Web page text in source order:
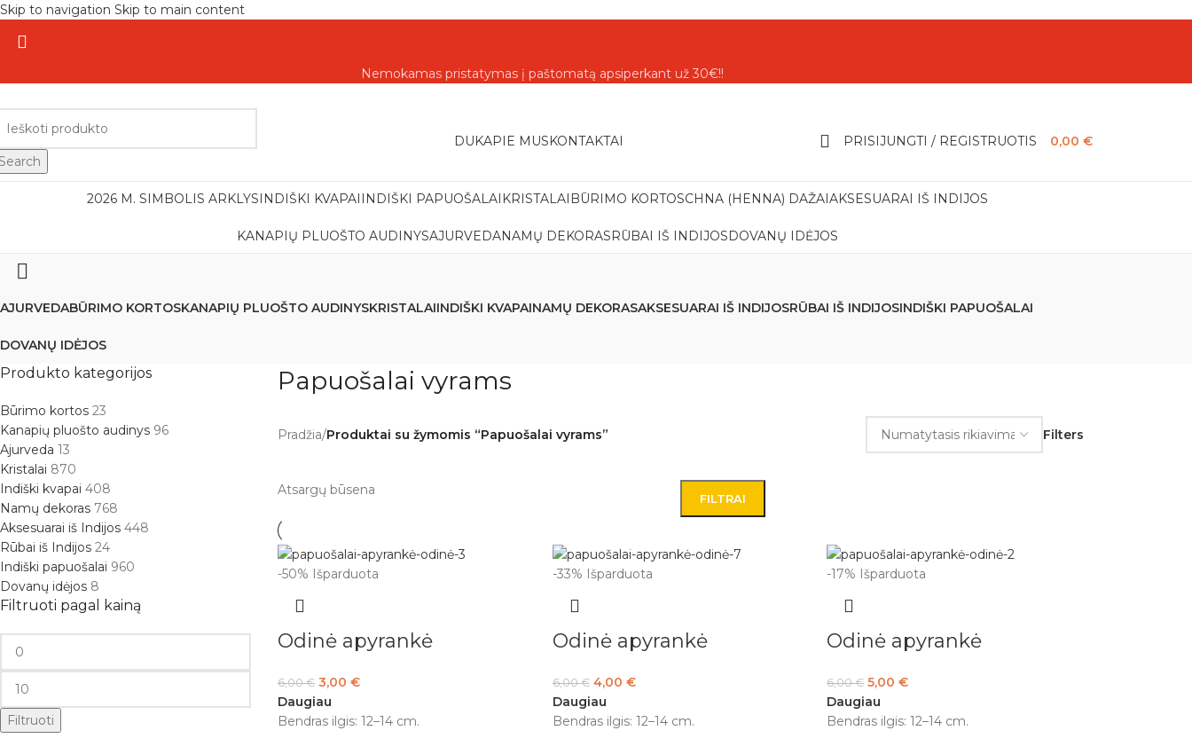
Skip to navigation Skip to main content
Nemokamas pristatymas į paštomatą apsiperkant už 30€!!
DUKAPIE MUSKONTAKTAI PRISIJUNGTI / REGISTRUOTIS 0,00 €
2026 M. SIMBOLIS ARKLYSINDIŠKI KVAPAI INDIŠKI PAPUOŠALAI KRISTALAI BŪRIMO KORTOSCHNA (HENNA) DAŽAIAKSESUARAI IŠ INDIJOS
KANAPIŲ PLUOŠTO AUDINYSAJURVEDANAMŲ DEKORASRŪBAI IŠ INDIJOSDOVANŲ IDĖJOS
AJURVEDABŪRIMO KORTOSKANAPIŲ PLUOŠTO AUDINYSKRISTALAIINDIŠKI KVAPAINAMŲ DEKORASAKSESUARAI IŠ INDIJOSRŪBAI IŠ INDIJOSINDIŠKI PAPUOŠALAI
DOVANŲ IDĖJOS
Produkto kategorijos
Būrimo kortos 23
Kanapių pluošto audinys 96
Ajurveda 13
Kristalai 870
Indiški kvapai 408
Namų dekoras 768
Aksesuarai iš Indijos 448
Rūbai iš Indijos 24
Indiški papuošalai 960
Dovanų idėjos 8
Filtruoti pagal kainą
Filtruoti
Papuošalai vyrams
Pradžia/Produktai su žymomis “Papuošalai vyrams” Filters
Atsargų būsena
FILTRAI
-50% Išparduota
Odinė apyrankė
6,00€ 3,00 €
Daugiau
Bendras ilgis: 12–14 cm.
-33% Išparduota
Odinė apyrankė
6,00€ 4,00 €
Daugiau
Bendras ilgis: 12–14 cm.
-17% Išparduota
Odinė apyrankė
6,00€ 5,00€
Daugiau
Bendras ilgis: 12–14 cm.